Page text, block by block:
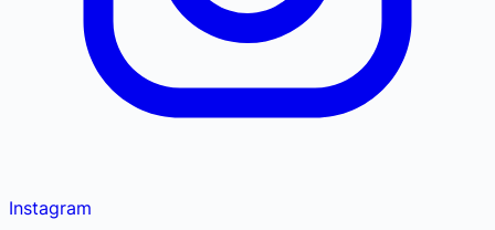
Instagram